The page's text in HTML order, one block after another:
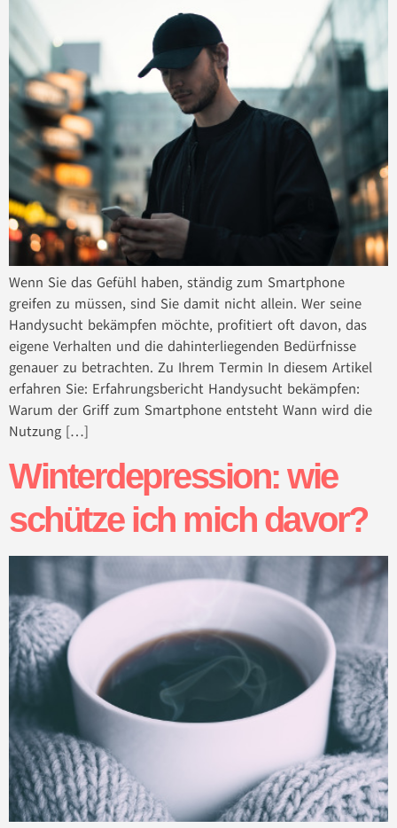
Wenn Sie das Gefühl haben, ständig zum Smartphone
greifen zu müssen, sind Sie damit nicht allein. Wer seine
Handysucht bekämpfen möchte, profitiert oft davon, das
eigene Verhalten und die dahinterliegenden Bedürfnisse
genauer zu betrachten. Zu Ihrem Termin In diesem Artikel
erfahren Sie: Erfahrungsbericht Handysucht bekämpfen:
Warum der Griff zum Smartphone entsteht Wann wird die
Nutzung […]
Winterdepression: wie
schütze ich mich davor?